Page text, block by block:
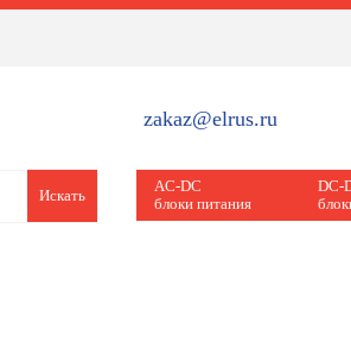
zakaz@elrus.ru
Искать
AC-DC
блоки питания
DC-